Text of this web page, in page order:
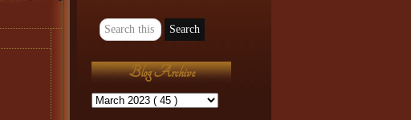
Blog Archive